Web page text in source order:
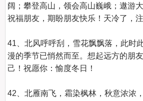
阔；攀登高山，领会高山巍峨；遨游
祝福朋友，期盼朋友快乐！天冷了，注
41、北风呼呼刮，雪花飘飘落，此时
漫的季节已悄然而至。想起远方的朋
己！祝愿你：愉度冬日！
42、北雁南飞，霜染枫林，秋意浓浓